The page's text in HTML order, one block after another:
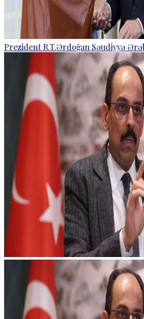
Prezident R.T.Ərdoğan Səudiyyə